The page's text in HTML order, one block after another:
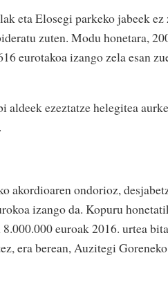
eta Elosegi parkeko jabeek
zuten. Modu honetara,
eurotakoa izango zela esan
aldeek ezeztatze helegitea
akordioaren ondorioz,
izango da. Kopuru
euroak 2016. urtea
era berean, Auzitegi